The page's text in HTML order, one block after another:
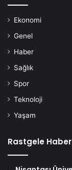
Ekonomi
Genel
Haber
Sağlık
Spor
Teknoloji
Yaşam
Rastgele